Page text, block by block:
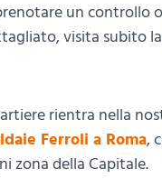
un controllo
visita subito
rientra nella
Ferroli a Roma,
zona della Capitale.